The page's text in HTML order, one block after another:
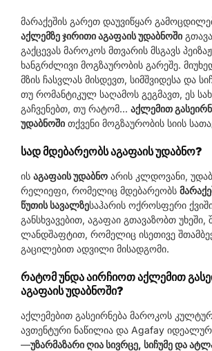
მარაქეშის გარეთ დაუვიწყარ
აქლემზე ჯირითი აგაფაის უდაბნოში
გაქცევას მაროკოს მთვარის მსგავს
ხანგრძლივი მოგზაურობის გარეშე.
მზის ჩასვლას მისდევთ, სიმშვიდესა და
თუ რომანტიკულ საღამოს გეგმავთ, ეს
გაჩვენებთ, თუ რატომ... აქლემით
უდაბნოში თქვენი მოგზაურობის სიის
სად მდებარეობს აგაფაის უდაბნო?
ის აგაფაის უდაბნო არის კლდოვანი,
რელიეფი, რომელიც მდებარეობს
წუთის სავალზესაჰარის ოქროსფერი
განსხვავებით, აგაფაი გთავაზობთ უხეში,
ლანდშაფტით, რომელიც ისეთივე
გაცილებით ადვილი მისადგომი.
რატომ უნდა აირჩიოთ აქლემით
აგაფაის უდაბნოში?
აქლემებით გასეირნება მაროკოს
ავთენტური ნაწილია და Agafay იდეალურ
—უზარმაზარი ღია სივრცე, სიჩუმე და